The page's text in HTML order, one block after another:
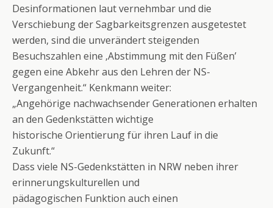
Desinformationen laut vernehmbar und die
Verschiebung der Sagbarkeitsgrenzen ausgetestet
werden, sind die unverändert steigenden
Besuchszahlen eine ‚Abstimmung mit den Füßen’
gegen eine Abkehr aus den Lehren der NS-
Vergangenheit.“ Kenkmann weiter:
„Angehörige nachwachsender Generationen erhalten
an den Gedenkstätten wichtige
historische Orientierung für ihren Lauf in die
Zukunft.“
Dass viele NS-Gedenkstätten in NRW neben ihrer
erinnerungskulturellen und
pädagogischen Funktion auch einen